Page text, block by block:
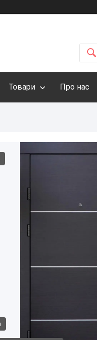
Товари Про нас